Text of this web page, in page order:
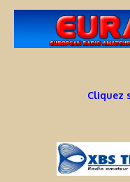
Cliquez